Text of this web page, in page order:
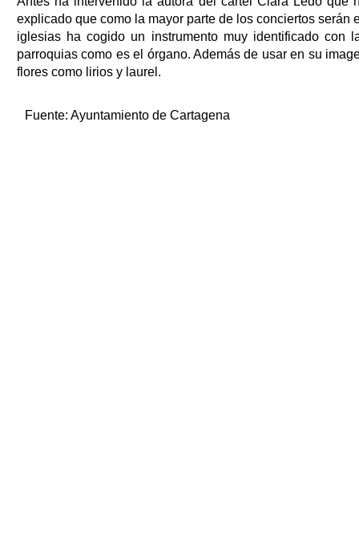
explicado que como la mayor parte de los conciertos serán
iglesias ha cogido un instrumento muy identificado con
parroquias como es el órgano. Además de usar en su
flores como lirios y laurel.
Fuente: Ayuntamiento de Cartagena